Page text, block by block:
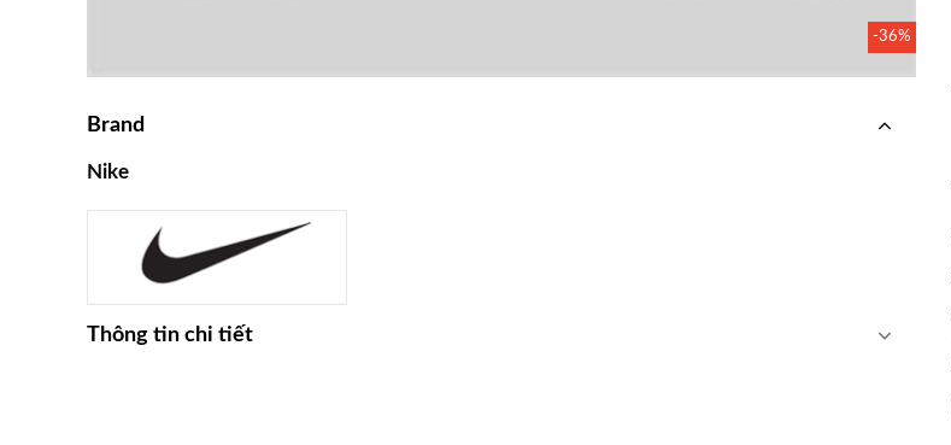
-36%
Brand
Nike
Thông tin chi tiết